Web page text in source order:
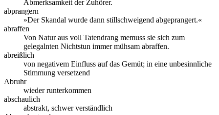
Abmerksamkeit der Zuhörer.
abprangern
»Der Skandal wurde dann stillschweigend abgeprangert.«
abraffen
Von Natur aus voll Tatendrang memuss sie sich zum
gelegalnten Nichtstun immer mühsam abraffen.
abreißlich
von negativem Einfluss auf das Gemüt; in eine unbesinnliche
Stimmung versetzend
Abruhr
wieder runterkommen
abschaulich
abstrakt, schwer verständlich